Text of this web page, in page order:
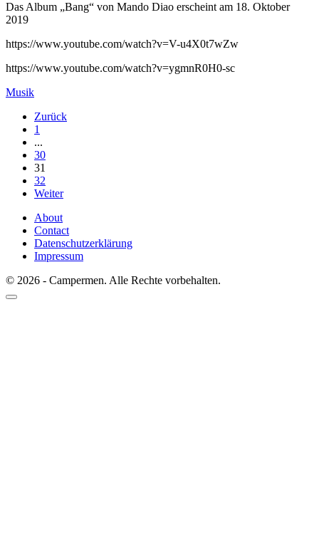
Das Album „Bang“ von Mando Diao erscheint am 18. Oktober
2019
https://www.youtube.com/watch?v=V-u4X0t7wZw
https://www.youtube.com/watch?v=ygmnR0H0-sc
Musik
Zurück
1
...
30
31
32
Weiter
About
Contact
Datenschutzerklärung
Impressum
© 2026 - Campermen. Alle Rechte vorbehalten.